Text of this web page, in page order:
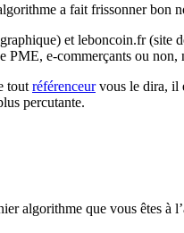
a fait frissonner bon
et leboncoin.fr
e-commerçants ou
tout référenceurvous le dira, il
percutante.
algorithme que vous êtes